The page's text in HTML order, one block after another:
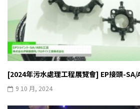
[2024年污水處理工程展覽會] EP接頭-SA/
9 10 月, 2024